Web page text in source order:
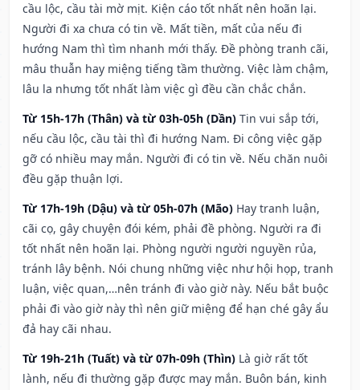
cầu lộc, cầu tài mờ mịt. Kiện cáo tốt nhất nên hoãn lại.
Người đi xa chưa có tin về. Mất tiền, mất của nếu đi
hướng Nam thì tìm nhanh mới thấy. Đề phòng tranh cãi,
mâu thuẫn hay miệng tiếng tầm thường. Việc làm chậm,
lâu la nhưng tốt nhất làm việc gì đều cần chắc chắn.
Từ 15h-17h (Thân) và từ 03h-05h (Dần) Tin vui sắp tới,
nếu cầu lộc, cầu tài thì đi hướng Nam. Đi công việc gặp
gỡ có nhiều may mắn. Người đi có tin về. Nếu chăn nuôi
đều gặp thuận lợi.
Từ 17h-19h (Dậu) và từ 05h-07h (Mão) Hay tranh luận,
cãi cọ, gây chuyện đói kém, phải đề phòng. Người ra đi
tốt nhất nên hoãn lại. Phòng người người nguyền rủa,
tránh lây bệnh. Nói chung những việc như hội họp, tranh
luận, việc quan,…nên tránh đi vào giờ này. Nếu bắt buộc
phải đi vào giờ này thì nên giữ miệng để hạn ché gây ẩu
đả hay cãi nhau.
Từ 19h-21h (Tuất) và từ 07h-09h (Thìn) Là giờ rất tốt
lành, nếu đi thường gặp được may mắn. Buôn bán, kinh